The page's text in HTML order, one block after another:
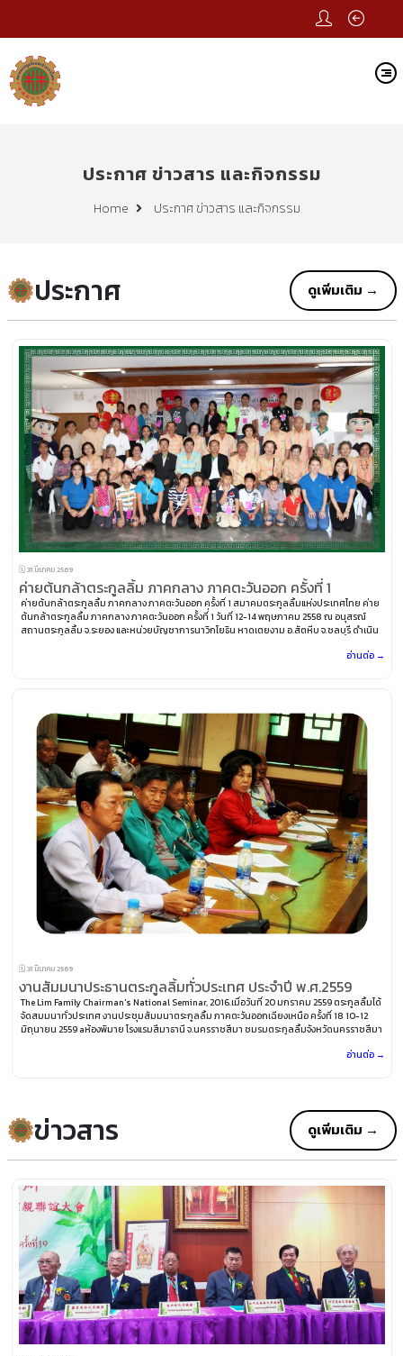
ประกาศ ข่าวสาร และกิจกรรม
Home ประกาศ ข่าวสาร และกิจกรรม
ประกาศ ดูเพิ่มเติม →
🗓️ 31 มีนาคม 2569
ค่ายต้นกล้าตระกูลลิ้ม ภาคกลาง ภาคตะวันออก ครั้งที่ 1
ค่ายต้นกล้าตระกูลลิ้ม ภาคกลาง ภาคตะวันออก ครั้งที่่ 1 สมาคมตระกูลลิ้มแห่งประเทศไทย ค่าย
ต้นกล้าตระกูลลิ้ม ภาคกลาง ภาคตะวันออก ครั้งที่่ 1 วันที่ 12-14 พฤษภาคม 2558 ณ อนุสรณ์
สถานตระกูลลิ้ม จ.ระยอง และหน่วยบัญชาการนาวิกโยธิน หาดเตยงาม อ.สัตหีบ จ.ชลบุรี ดำเนิน
อ่านต่อ →
🗓️ 31 มีนาคม 2569
งานสัมมนาประธานตระกูลลิ้มทั่วประเทศ ประจำปี พ.ศ.2559
The Lim Family Chairman's National Seminar, 2016.เมื่อวันที่ 20 มกราคม 2559 ตระกูลลิ้มได้
จัดสมมนาทั่วประเทศ งานประชุมสัมมนาตระกูลลิ้ม ภาคตะวันออกเฉียงเหนือ ครั้งที่ 18 10-12
มิถุนายน 2559 aห้องพิมาย โรงแรมสีมาธานี จ.นครราชสีมา ชมรมตระกูลลิ้มจังหวัดนครราชสีมา
อ่านต่อ →
ข่าวสาร ดูเพิ่มเติม →